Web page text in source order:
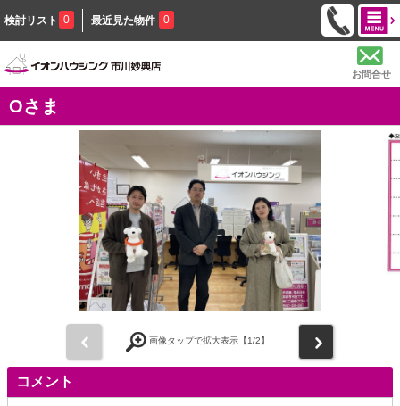
検討リスト 0 最近見た物件 0
お問合せ
Oさま
画像タップで拡大表示【1/2】
コメント